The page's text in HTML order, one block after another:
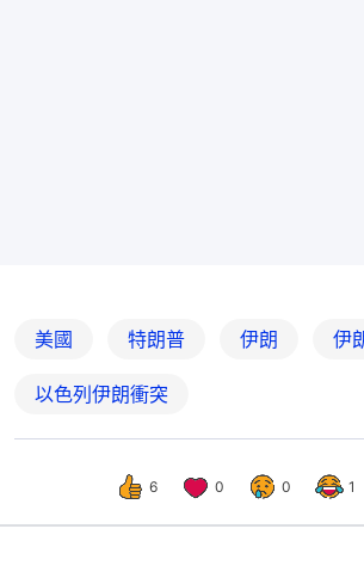
美國 特朗普 伊朗 伊
以色列伊朗衝突
6 0 0 1